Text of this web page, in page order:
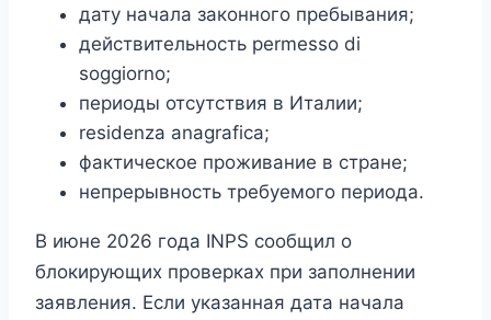
дату начала законного пребывания;
действительность permesso di
soggiorno;
периоды отсутствия в Италии;
residenza anagrafica;
фактическое проживание в стране;
непрерывность требуемого периода.
В июне 2026 года INPS сообщил о
блокирующих проверках при заполнении
заявления. Если указанная дата начала